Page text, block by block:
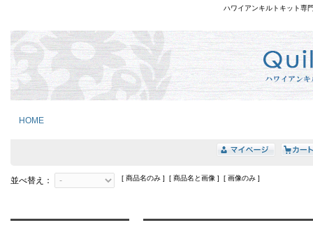
ハワイアンキルトキット専
HOME
並べ替え： [ 商品名のみ ] [ 商品名と画像 ] [ 画像のみ ]